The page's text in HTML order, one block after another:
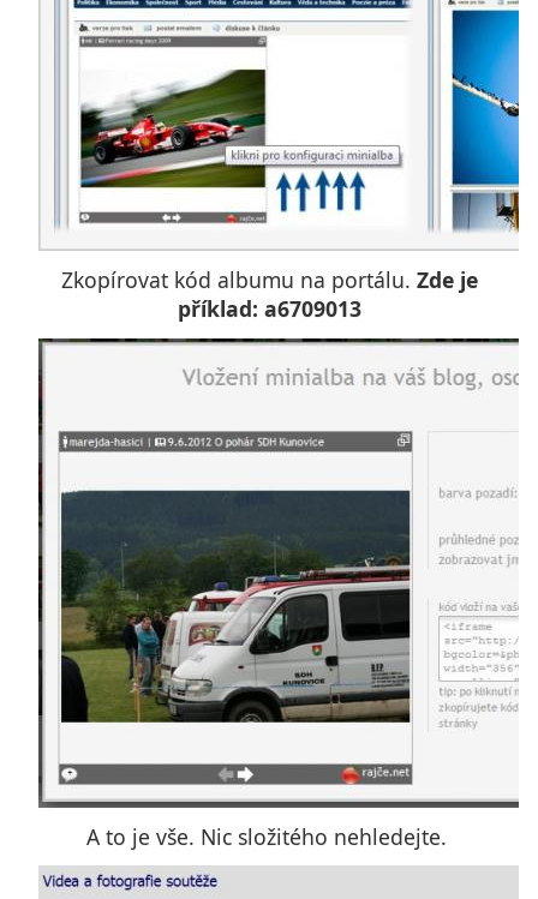
Zkopírovat kód albumu na portálu. Zde je
příklad: a6709013
A to je vše. Nic složitého nehledejte.